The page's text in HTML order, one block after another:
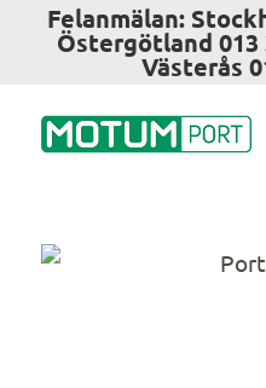
Felanmälan:
Östergötland 013
Västerås